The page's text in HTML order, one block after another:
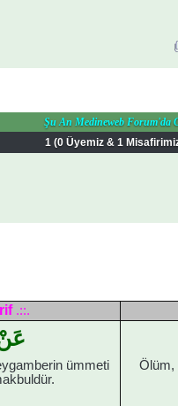
Şu An Medineweb Forum'da
1 (0 Üyemiz & 1
.::.
ümmeti
Ölüm,